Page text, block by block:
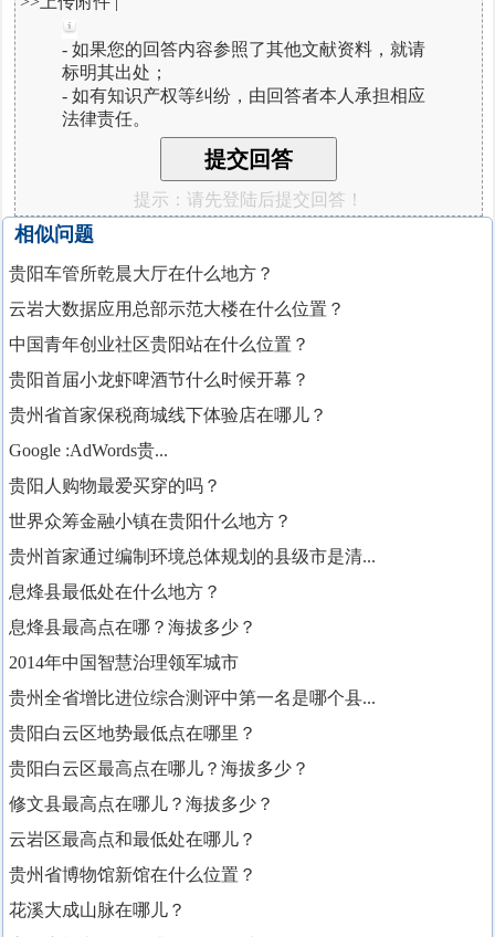
- 如果您的回答内容参照了其他文献资料，就请
标明其出处；
- 如有知识产权等纠纷，由回答者本人承担相应
法律责任。
提示：请先登陆后提交回答！
相似问题
贵阳车管所乾晨大厅在什么地方？
云岩大数据应用总部示范大楼在什么位置？
中国青年创业社区贵阳站在什么位置？
贵阳首届小龙虾啤酒节什么时候开幕？
贵州省首家保税商城线下体验店在哪儿？
Google :AdWords贵...
贵阳人购物最爱买穿的吗？
世界众筹金融小镇在贵阳什么地方？
贵州首家通过编制环境总体规划的县级市是清...
息烽县最低处在什么地方？
息烽县最高点在哪？海拔多少？
2014年中国智慧治理领军城市
贵州全省增比进位综合测评中第一名是哪个县...
贵阳白云区地势最低点在哪里？
贵阳白云区最高点在哪儿？海拔多少？
修文县最高点在哪儿？海拔多少？
云岩区最高点和最低处在哪儿？
贵州省博物馆新馆在什么位置？
花溪大成山脉在哪儿？